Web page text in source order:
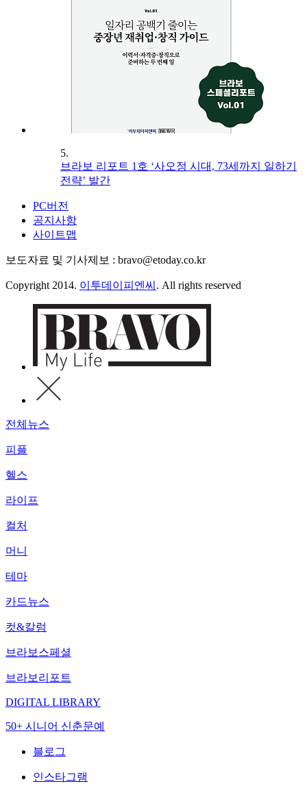
5.
브라보 리포트 1호 ‘사오정 시대, 73세까지 일하기
전략’ 발간
PC버전
공지사항
사이트맵
보도자료 및 기사제보 : bravo@etoday.co.kr
Copyright 2014. 이투데이피엔씨 . All rights reserved
전체뉴스
피플
헬스
라이프
컬처
머니
테마
카드뉴스
컷&칼럼
브라보스페셜
브라보리포트
DIGITAL LIBRARY
50+ 시니어 신춘문예
블로그
인스타그램